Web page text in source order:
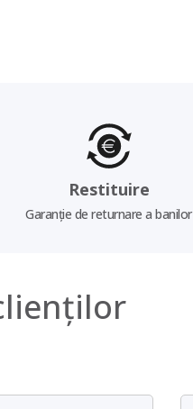
Restituire
Garanție de returnare a banilor